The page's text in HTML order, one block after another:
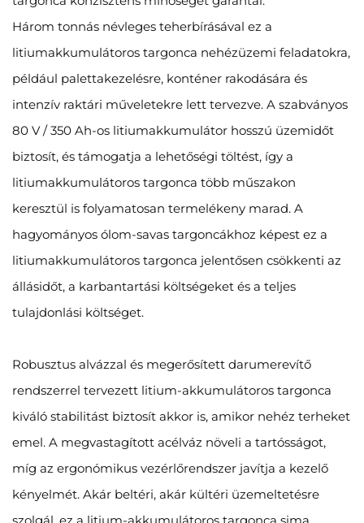
Három tonnás névleges teherbírásával ez a
litiumakkumulátoros targonca nehézüzemi feladatokra,
például palettakezelésre, konténer rakodására és
intenzív raktári műveletekre lett tervezve. A szabványos
80 V / 350 Ah-os litiumakkumulátor hosszú üzemidőt
biztosít, és támogatja a lehetőségi töltést, így a
litiumakkumulátoros targonca több műszakon
keresztül is folyamatosan termelékeny marad. A
hagyományos ólom-savas targoncákhoz képest ez a
litiumakkumulátoros targonca jelentősen csökkenti az
állásidőt, a karbantartási költségeket és a teljes
tulajdonlási költséget.
Robusztus alvázzal és megerősített darumerevítő
rendszerrel tervezett litium-akkumulátoros targonca
kiváló stabilitást biztosít akkor is, amikor nehéz terheket
emel. A megvastagított acélváz növeli a tartósságot,
míg az ergonómikus vezérlőrendszer javítja a kezelő
kényelmét. Akár beltéri, akár kültéri üzemeltetésre
szolgál, ez a litium-akkumulátoros targonca sima